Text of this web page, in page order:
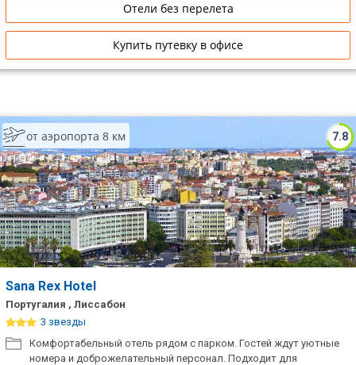
Отели без перелета
Купить путевку в офисе
7.8
от аэропорта 8 км
Sana Rex Hotel
Португалия , Лиссабон
3 звезды
Комфортабельный отель рядом с парком. Гостей ждут уютные
номера и доброжелательный персонал. Подходит для